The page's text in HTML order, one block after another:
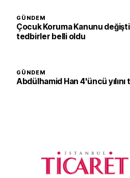
GÜNDEM
Çocuk Koruma Kanunu
tedbirler belli oldu
GÜNDEM
Abdülhamid Han 4'üncü yılını